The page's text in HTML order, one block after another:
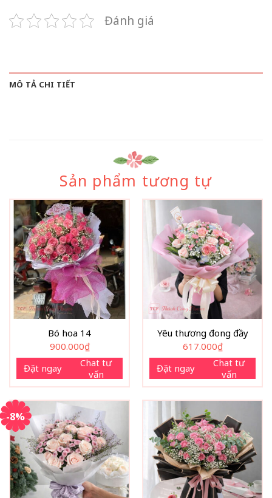
Đánh giá
MÔ TẢ CHI TIẾT
Sản phẩm tương tự
Bó hoa 14
900.000₫
Đặt ngay
Chat tư
vấn
Yêu thương đong đầy
617.000₫
Đặt ngay
Chat tư
vấn
-8%